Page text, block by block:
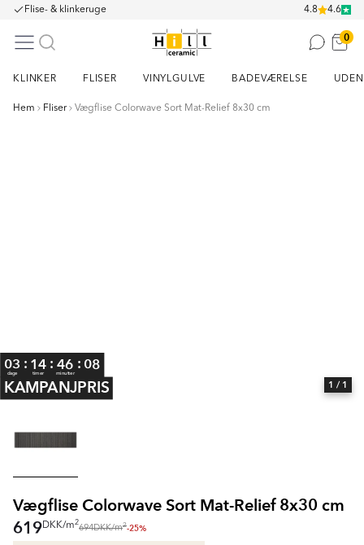
Flise- & klinkeruge 4.8 4.6
0
KLINKER FLISER VINYLGULVE BADEVÆRELSE
Hem Fliser Vægflise Colorwave Sort Mat-Relief 8x30 cm
03
dage
: 14
timer
: 46
minutter
: 07
KAMPANJPRIS 1 / 1
Vægflise Colorwave Sort Mat-Relief 8x30 cm
619DKK/m2
694DKK/m2-25%